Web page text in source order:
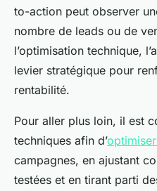
to-action peut observer
nombre de leads ou de
l’optimisation technique,
levier stratégique pour
rentabilité.
Pour aller plus loin, il est
techniques afin d’
campagnes, en ajustant
testées et en tirant parti